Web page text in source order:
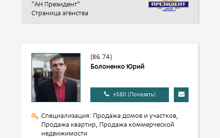
"АН Президент"
Страница агенства
(86.74)
Болоненко Юрий
+380 (Показать)
Специализация: Продажа домов и участков,
Продажа квартир, Продажа коммерческой
недвижимости